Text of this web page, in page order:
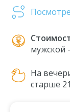
мужской
На
старше